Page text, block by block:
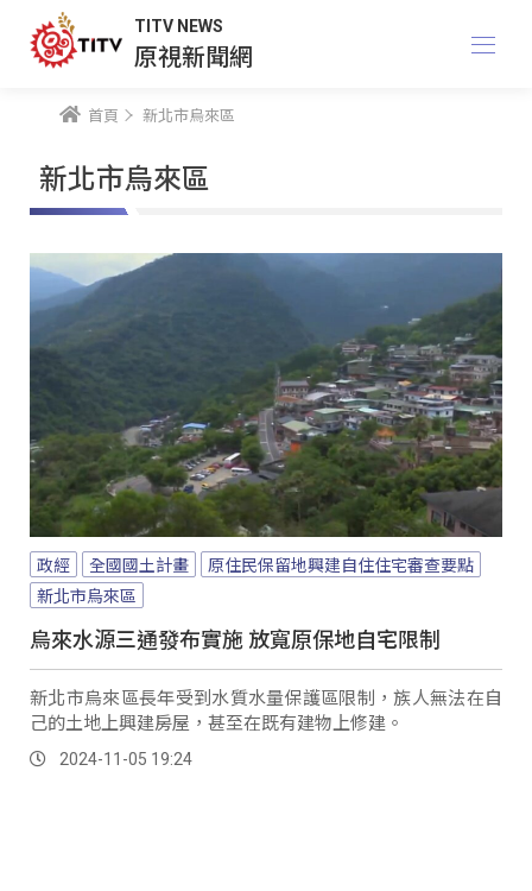
TITV NEWS
原視新聞網
首頁 新北市烏來區
新北市烏來區
政經 全國國土計畫
原住民保留地興建自住住宅審查要點
新北市烏來區
烏來水源三通發布實施 放寬原保地自宅限制
新北市烏來區長年受到水質水量保護區限制，族人無法在自
己的土地上興建房屋，甚至在既有建物上修建。
2024-11-05 19:24